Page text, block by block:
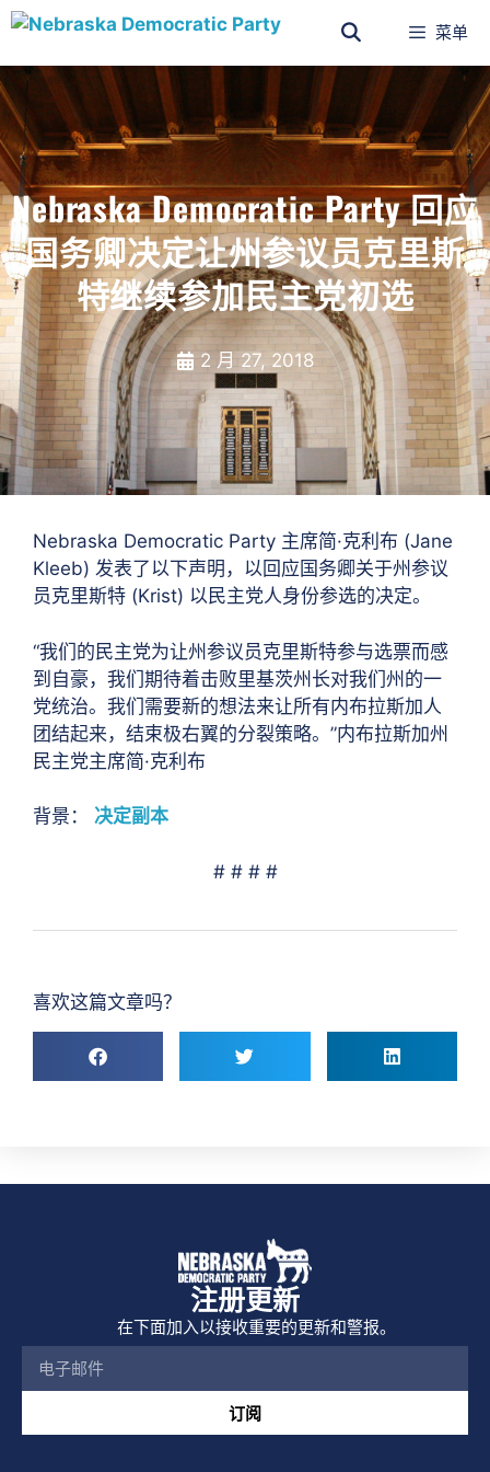
菜单
Nebraska Democratic Party 回应
国务卿决定让州参议员克里斯
特继续参加民主党初选
2 月 27, 2018
Nebraska Democratic Party 主席简·克利布 (Jane
Kleeb) 发表了以下声明，以回应国务卿关于州参议
员克里斯特 (Krist) 以民主党人身份参选的决定。
“我们的民主党为让州参议员克里斯特参与选票而感
到自豪，我们期待着击败里基茨州长对我们州的一
党统治。我们需要新的想法来让所有内布拉斯加人
团结起来，结束极右翼的分裂策略。”内布拉斯加州
民主党主席简·克利布
背景： 决定副本
# # # #
喜欢这篇文章吗？
注册更新
在下面加入以接收重要的更新和警报。
订阅